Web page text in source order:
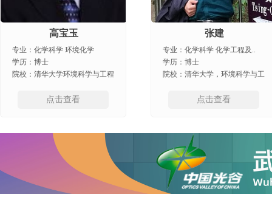
高宝玉
专业：化学科学 环境化学
学历：博士
院校：清华大学环境科学与工程
点击查看
张建
专业：化学科学 化学工程及..
学历：博士
院校：清华大学，环境科学与工
点击查看